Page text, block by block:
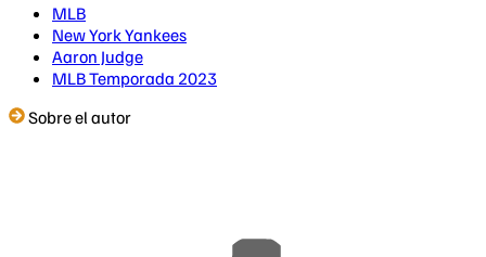
MLB
New York Yankees
Aaron Judge
MLB Temporada 2023
Sobre el autor